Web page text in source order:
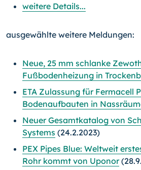
weitere Details...
ausgewählte weitere Meldungen:
Neue, 25 mm schlanke
Fußbodenheizung in
ETA Zulassung für Fermacell
Bodenaufbauten in
Neuer Gesamtkatalog von
Systems (24.2.2023)
PEX Pipes Blue: Weltweit
Rohr kommt von Uponor